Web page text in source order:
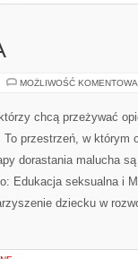
MOŻLIWOŚĆ
chcą przeżywać
przestrzeń, w którym
dorastania malucha
Edukacja seksualna i
dziecku w